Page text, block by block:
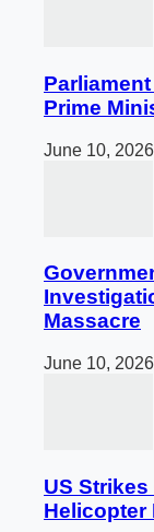
Prime
June 10, 2026
Massacre
June 10, 2026
US
Helicopter